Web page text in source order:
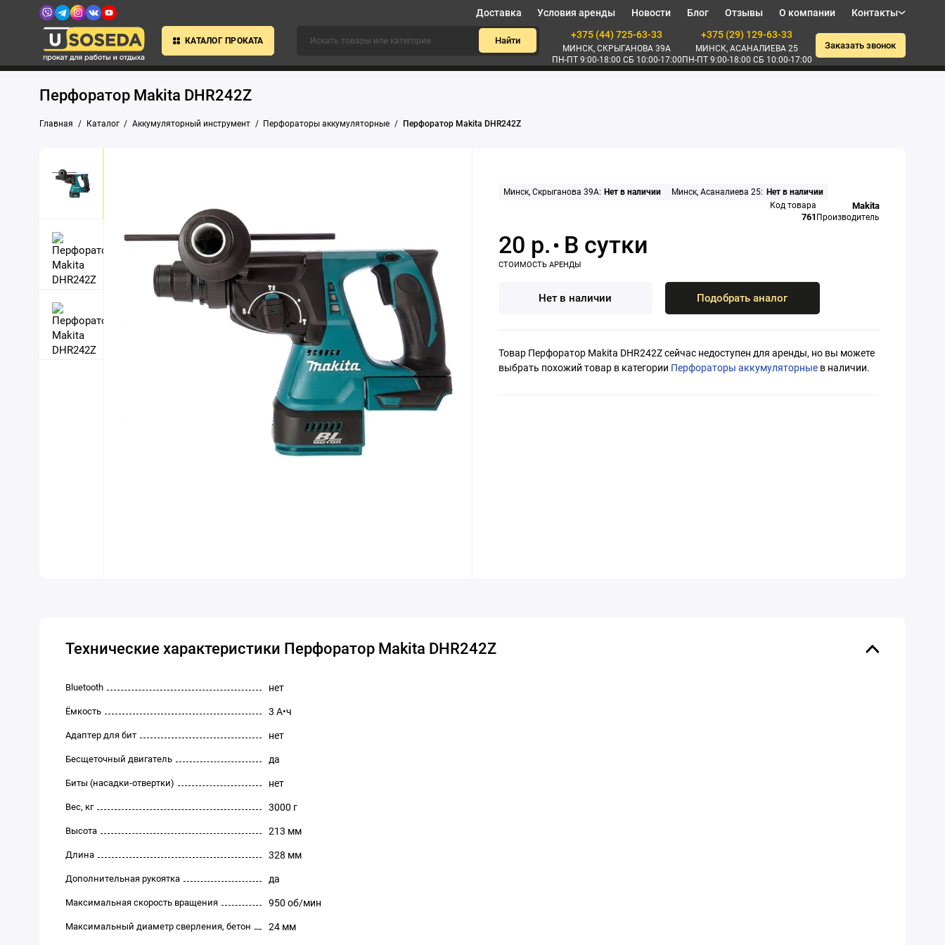
Доставка Условия аренды Новости Блог Отзывы О компании Контакты
КАТАЛОГ ПРОКАТА Найти
+375 (44) 725-63-33
МИНСК, СКРЫГАНОВА 39А
ПН-ПТ 9:00-18:00 СБ 10:00-17:00
+375 (29) 129-63-33
МИНСК, АСАНАЛИЕВА 25
ПН-ПТ 9:00-18:00 СБ 10:00-17:00
Заказать звонок
Перфоратор Makita DHR242Z
Главная Каталог Аккумуляторный инструмент Перфораторы аккумуляторные Перфоратор Makita DHR242Z
Минск, Скрыганова 39А: Нет в наличии Минск, Асаналиева 25: Нет в наличии
Код товара
761
Makita
Производитель
20 р.
Нет в наличии Подобрать аналог
Товар Перфоратор Makita DHR242Z сейчас недоступен для аренды, но вы можете
выбрать похожий товар в категории Перфораторы аккумуляторныев наличии.
Технические характеристики Перфоратор Makita DHR242Z
Bluetooth нет
Ёмкость 3 А•ч
Адаптер для бит нет
Бесщеточный двигатель да
Биты (насадки-отвертки) нет
Вес, кг 3000 г
Высота 213 мм
Длина 328 мм
Дополнительная рукоятка да
Максимальная скорость вращения 950 об/мин
Максимальный диаметр сверления, бетон 24 мм